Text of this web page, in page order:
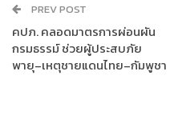
• อัตราดอกเบี้ยเงินกู้ลูกค้าราย
เวลา (Minimum Loan Rate ห
6.750%
• อัตราดอกเบี้ยเงินกู้ลูกค้ารา
PREV POST
คปภ. คลอดมาตรการผ่อนผัน
กรมธรรม์ ช่วยผู้ประสบภัย
พายุ–เหตุชายแดนไทย–กัมพูชา